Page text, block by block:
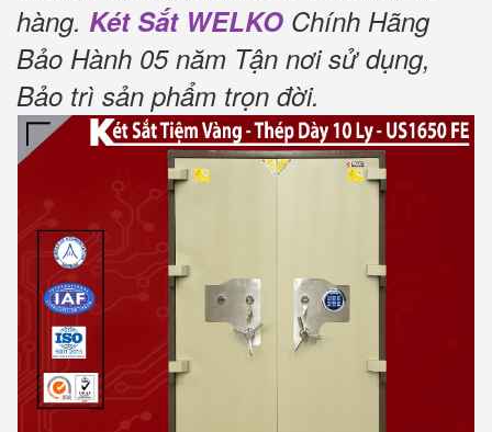
hàng. Két Sắt WELKO Chính Hãng
Bảo Hành 05 năm Tận nơi sử dụng,
Bảo trì sản phẩm trọn đời.